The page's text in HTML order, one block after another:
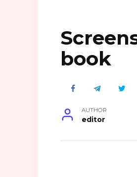
book
AUTHOR
editor